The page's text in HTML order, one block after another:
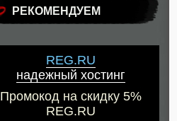
РЕКОМЕНДУЕМ
REG.RU
надежный хостинг
Промокод на скидку 5%
REG.RU